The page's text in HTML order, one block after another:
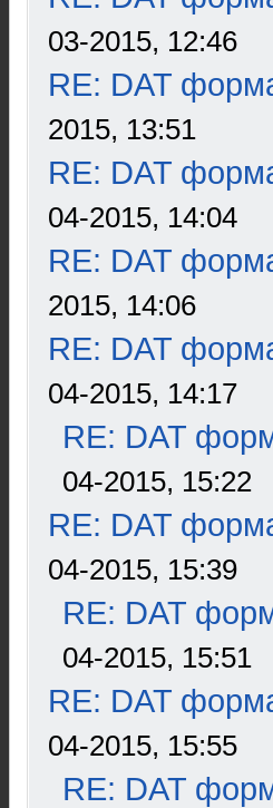
03-2015, 12:46
RE: DAT
2015, 13:51
RE: DAT
04-2015, 14:04
RE: DAT
2015, 14:06
RE: DAT
04-2015, 14:17
RE: DAT
04-2015, 15:22
RE: DAT
04-2015, 15:39
RE: DAT
04-2015, 15:51
RE: DAT
04-2015, 15:55
RE: DAT